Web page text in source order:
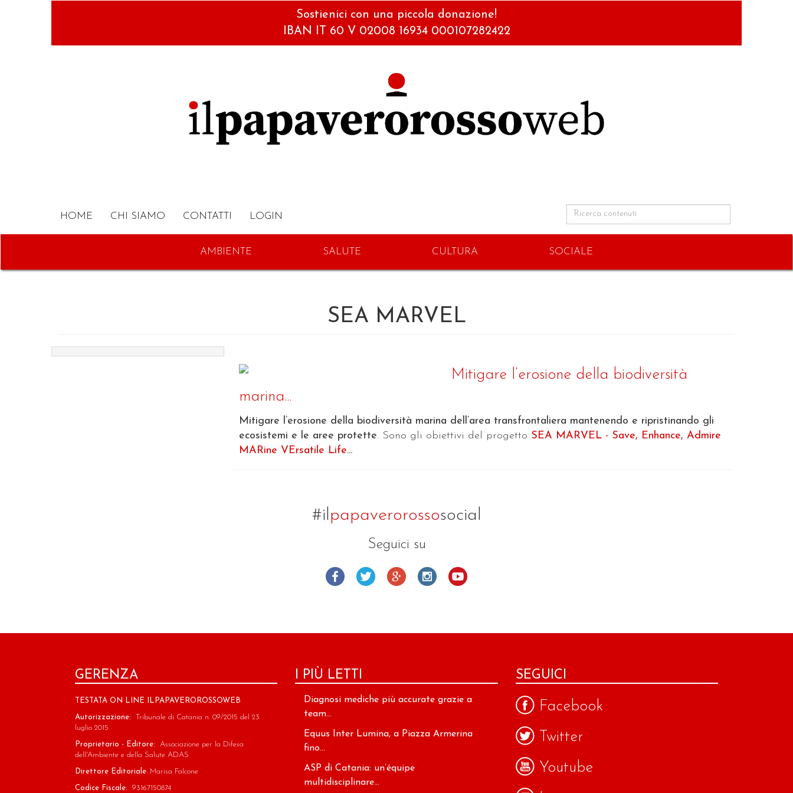
Sostienici con una piccola donazione!
IBAN IT 60 V 02008 16934 000107282422
HOME CHI SIAMO CONTATTI LOGIN
AMBIENTE SALUTE CULTURA SOCIALE
SEA MARVEL
Mitigare l’erosione della biodiversità
marina...
Mitigare l’erosione della biodiversità marina dell’area transfrontaliera mantenendo e ripristinando gli
ecosistemi e le aree protette. Sono gli obiettivi del progetto SEA MARVEL - Save, Enhance, Admire
MARine VErsatile Life...
#ilpapaverorossosocial
Seguici su
GERENZA
TESTATA ON LINE ILPAPAVEROROSSOWEB
Autorizzazione: Tribunale di Catania n. 09/2015 del 23
luglio 2015
Proprietario - Editore: Associazione per la Difesa
dell'Ambiente e della Salute ADAS
Direttore Editoriale: Marisa Falcone
Codice Fiscale: 93167150874
I PIÙ LETTI
Diagnosi mediche più accurate grazie a
team...
Equus Inter Lumina, a Piazza Armerina
fino...
ASP di Catania: un’équipe
multidisciplinare...
SEGUICI
Facebook
Twitter
Youtube